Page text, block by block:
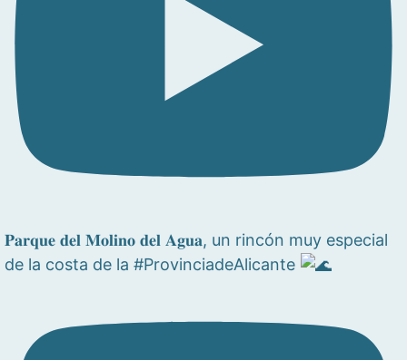
𝐏𝐚𝐫𝐪𝐮𝐞 𝐝𝐞𝐥 𝐌𝐨𝐥𝐢𝐧𝐨 𝐝𝐞𝐥 𝐀𝐠𝐮𝐚, un rincón muy especial
de la costa de la #ProvinciadeAlicante